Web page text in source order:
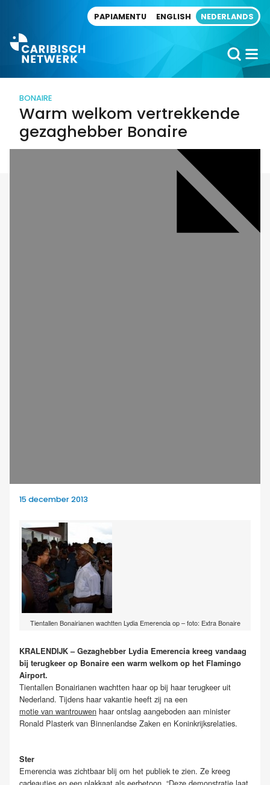
PAPIAMENTU ENGLISH NEDERLANDS
BONAIRE
Warm welkom vertrekkende
gezaghebber Bonaire
15 december 2013
Tientallen Bonairianen wachtten Lydia Emerencia op – foto: Extra Bonaire
KRALENDIJK – Gezaghebber Lydia Emerencia kreeg vandaag
bij terugkeer op Bonaire een warm welkom op het Flamingo
Airport.
Tientallen Bonairianen wachtten haar op bij haar terugkeer uit
Nederland. Tijdens haar vakantie heeft zij na een
motie van wantrouwen haar ontslag aangeboden aan minister
Ronald Plasterk van Binnenlandse Zaken en Koninkrijksrelaties.
Ster
Emerencia was zichtbaar blij om het publiek te zien. Ze kreeg